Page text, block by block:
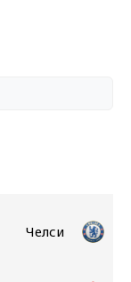
Челси